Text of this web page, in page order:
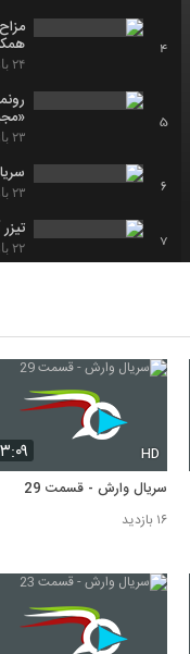
4
۲۴ بازدید
5
۲۳ بازدید
6 ۲۳ بازدید
7 ۲۲ بازدید
۲۲ بازدید
۲۰ بازدید
HD
سریال وارش - قسمت 29
۱۶ بازدید